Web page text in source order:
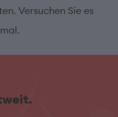
Versuchen Sie es